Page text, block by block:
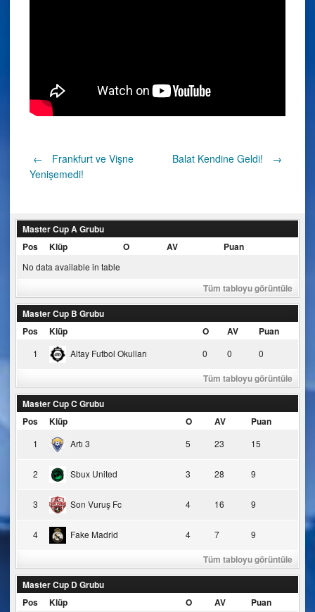
Post
←
Frankfurt ve Vişne
Yenişemedi!
Balat Kendine Geldi! →
Master Cup A Grubu
Pos
Klüp O AV Puan
No data available in table
Tüm tabloyu görüntüle
Master Cup B Grubu
Pos
Klüp O AV Puan
1 Altay Futbol Okulları 0 0 0
Tüm tabloyu görüntüle
Master Cup C Grubu
Pos
Klüp O AV Puan
1 Artı 3 5 23 15
2 Sbux United 3 28 9
3 Son Vuruş Fc 4 16 9
4 Fake Madrid 4 7 9
Tüm tabloyu görüntüle
Master Cup D Grubu
Pos
Klüp O AV Puan